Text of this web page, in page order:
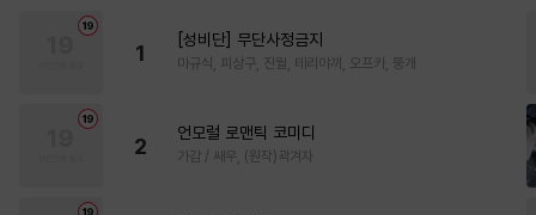
1
[성비단] 무단사정금지
마규식, 피상구, 진월, 테리야끼, 오프카, 뚱개
2
언모럴 로맨틱 코미디
가감 / 쌔우, (원작)곽겨자